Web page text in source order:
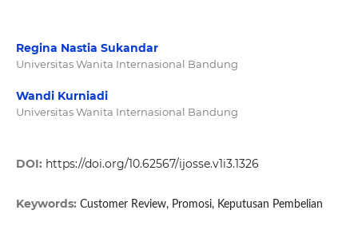
Regina Nastia Sukandar
Universitas Wanita Internasional Bandung
Wandi Kurniadi
Universitas Wanita Internasional Bandung
DOI: https://doi.org/10.62567/ijosse.v1i3.1326
Keywords: Customer Review, Promosi, Keputusan Pembelian